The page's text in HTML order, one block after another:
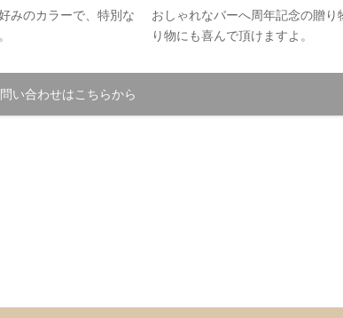
みのカラーで、特別な
おしゃれなバーへ周年記念の贈り
り物にも喜んで頂けますよ。
い合わせはこちらから